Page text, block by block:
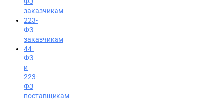
заказчикам
223-
ФЗ
заказчикам
44-
ФЗ
и
223-
ФЗ
поставщикам